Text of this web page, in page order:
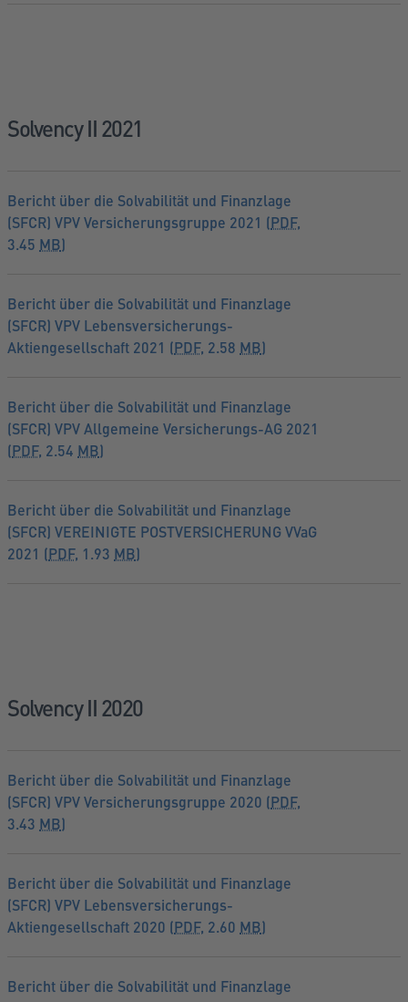
Solvency II 2021
Bericht über die Solvabilität und Finanzlage
(SFCR) VPV Versicherungsgruppe 2021 (PDF,
3.45 MB)
Bericht über die Solvabilität und Finanzlage
(SFCR) VPV Lebensversicherungs-
Aktiengesellschaft 2021 (PDF, 2.58 MB)
Bericht über die Solvabilität und Finanzlage
(SFCR) VPV Allgemeine Versicherungs-AG 2021
(PDF, 2.54 MB)
Bericht über die Solvabilität und Finanzlage
(SFCR) VEREINIGTE POSTVERSICHERUNG VVaG
2021 (PDF, 1.93 MB)
Solvency II 2020
Bericht über die Solvabilität und Finanzlage
(SFCR) VPV Versicherungsgruppe 2020 (PDF,
3.43 MB)
Bericht über die Solvabilität und Finanzlage
(SFCR) VPV Lebensversicherungs-
Aktiengesellschaft 2020 (PDF, 2.60 MB)
Bericht über die Solvabilität und Finanzlage